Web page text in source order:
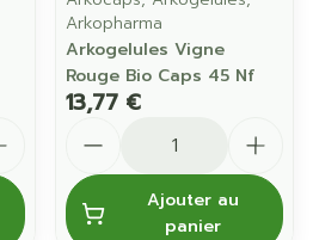
Arkopharma
Arkogelules Vigne
Rouge Bio Caps 45 Nf
13,77 €
Ajouter au
panier